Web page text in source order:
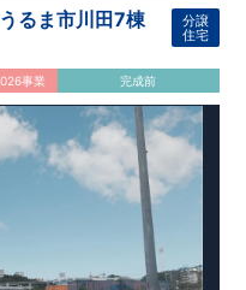
るま市川田7棟
分譲
住宅
事業 完成前